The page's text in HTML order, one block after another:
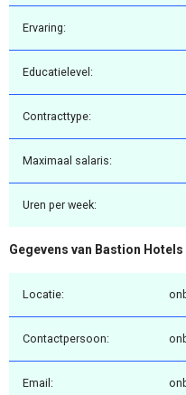
Ervaring:
Educatielevel:
Contracttype:
Maximaal salaris:
Uren per week:
Gegevens van Bastion Hotels
Locatie:
Contactpersoon:
Email: